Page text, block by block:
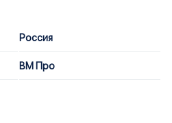
Россия
ВМ Про